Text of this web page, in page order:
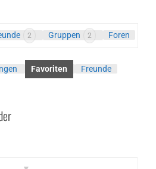
2 Gruppen 2 Foren
Favoriten
Freunde